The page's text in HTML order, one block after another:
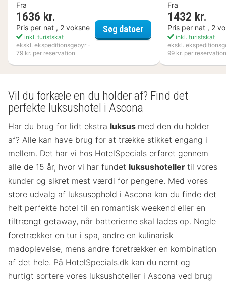
Fra
1636 kr.
Pris per nat , 2 voksne
inkl. turistskat
ekskl. ekspeditionsgebyr -
79 kr. per reservation
Søg datoerKosta Boda Art Hotel
Fra
1432 kr.
Pris per nat , 2
inkl. turistskat
ekskl.
99 kr. per reservation
Vil du forkæle en du holder af? Find det
perfekte luksushotel i Ascona
Har du brug for lidt ekstra luksus med den du holder
af? Alle kan have brug for at trække stikket engang i
mellem. Det har vi hos HotelSpecials erfaret gennem
alle de 15 år, hvor vi har fundet luksushoteller til vores
kunder og sikret mest værdi for pengene. Med vores
store udvalg af luksusophold i Ascona kan du finde det
helt perfekte hotel til en romantisk weekend eller en
tiltrængt getaway, når batterierne skal lades op. Nogle
foretrækker en tur i spa, andre en kulinarisk
madoplevelse, mens andre foretrækker en kombination
af det hele. På HotelSpecials.dk kan du nemt og
hurtigt sortere vores luksushoteller i Ascona ved brug